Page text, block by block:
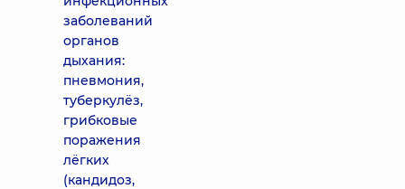
заболеваний
органов
дыхания:
пневмония,
туберкулёз,
грибковые
поражения
лёгких
(кандидоз,